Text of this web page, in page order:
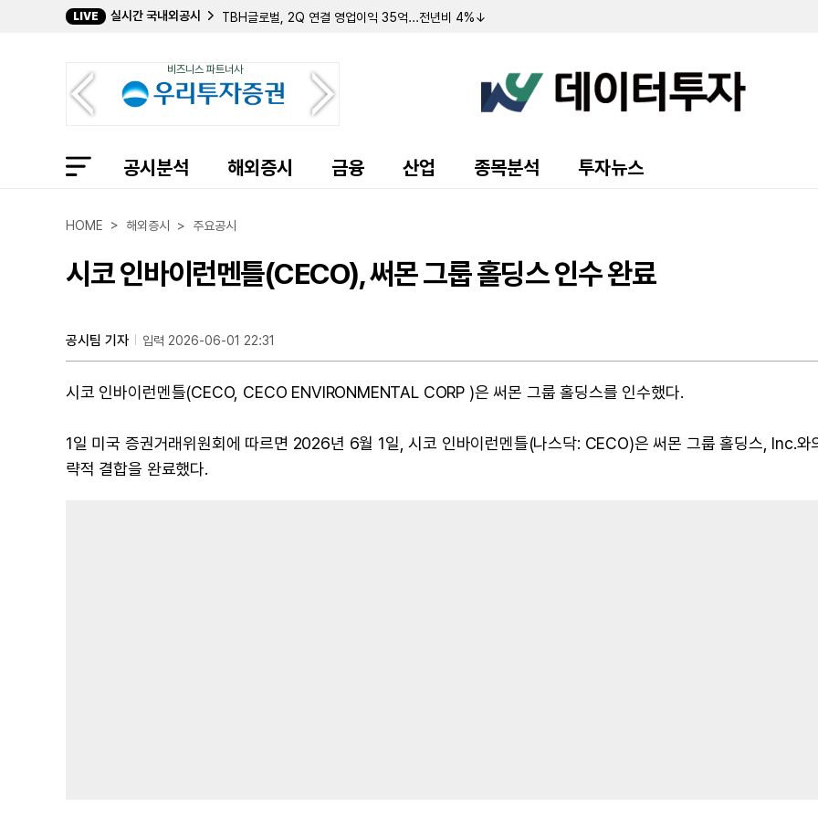
LIVE 실시간 국내외공시
TBH글로벌, 2Q 연결 영업이익 35억...전년비 4%↓
산일전기, 2Q 연결 영업이익 620억...전년비 34%↑
강근욱 대표이사, 영흥 주식 4만주 ↑…지분율 0.26%
동부건설, 고양창릉 공공주택사업 우선협상대상자 낙점... 927억원 규모
파마리서치, 2Q 연결 영업이익 664억...전년비 18%↑
수만트 신하 회장 컨소시엄, 리뉴 에너지 글로벌에 '주당 7.02달러' 인수 제안 재확인
데브시스터즈, 2Q 연결 영업손실 159억...적자전환
이호재 이사, 서울옥션 주식 3만3001주 ↑…지분율 13.49%
비즈니스 파트너사
공시분석 해외증시 금융 산업 종목분석 투자뉴스
HOME > 해외증시 > 주요공시
시코 인바이런멘틀(CECO), 써몬 그룹 홀딩스 인수 완료
공시팀 기자 입력 2026-06-01 22:31
시코 인바이런멘틀(CECO, CECO ENVIRONMENTAL CORP )은 써몬 그룹 홀딩스를 인수했다.
1일 미국 증권거래위원회에 따르면 2026년 6월 1일, 시코 인바이런멘틀(나스닥: CECO)은 써몬 그룹 홀딩스, Inc.와
략적 결합을 완료했다.